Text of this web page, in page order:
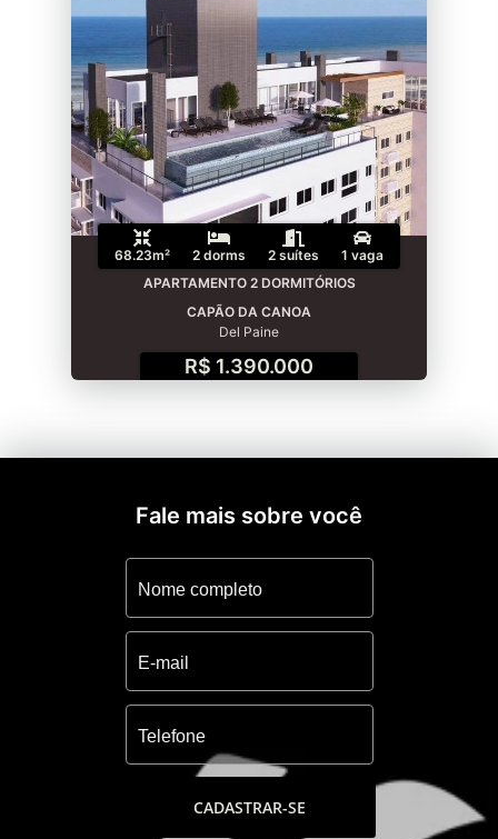
68.23m² 2 dorms 2 suítes
1 vaga
APARTAMENTO 2 DORMITÓRIOS
CAPÃO DA CANOA
Del Paine
R$ 1.390.000
Fale mais sobre você
CADASTRAR-SE